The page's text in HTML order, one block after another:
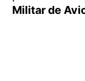
Militar de